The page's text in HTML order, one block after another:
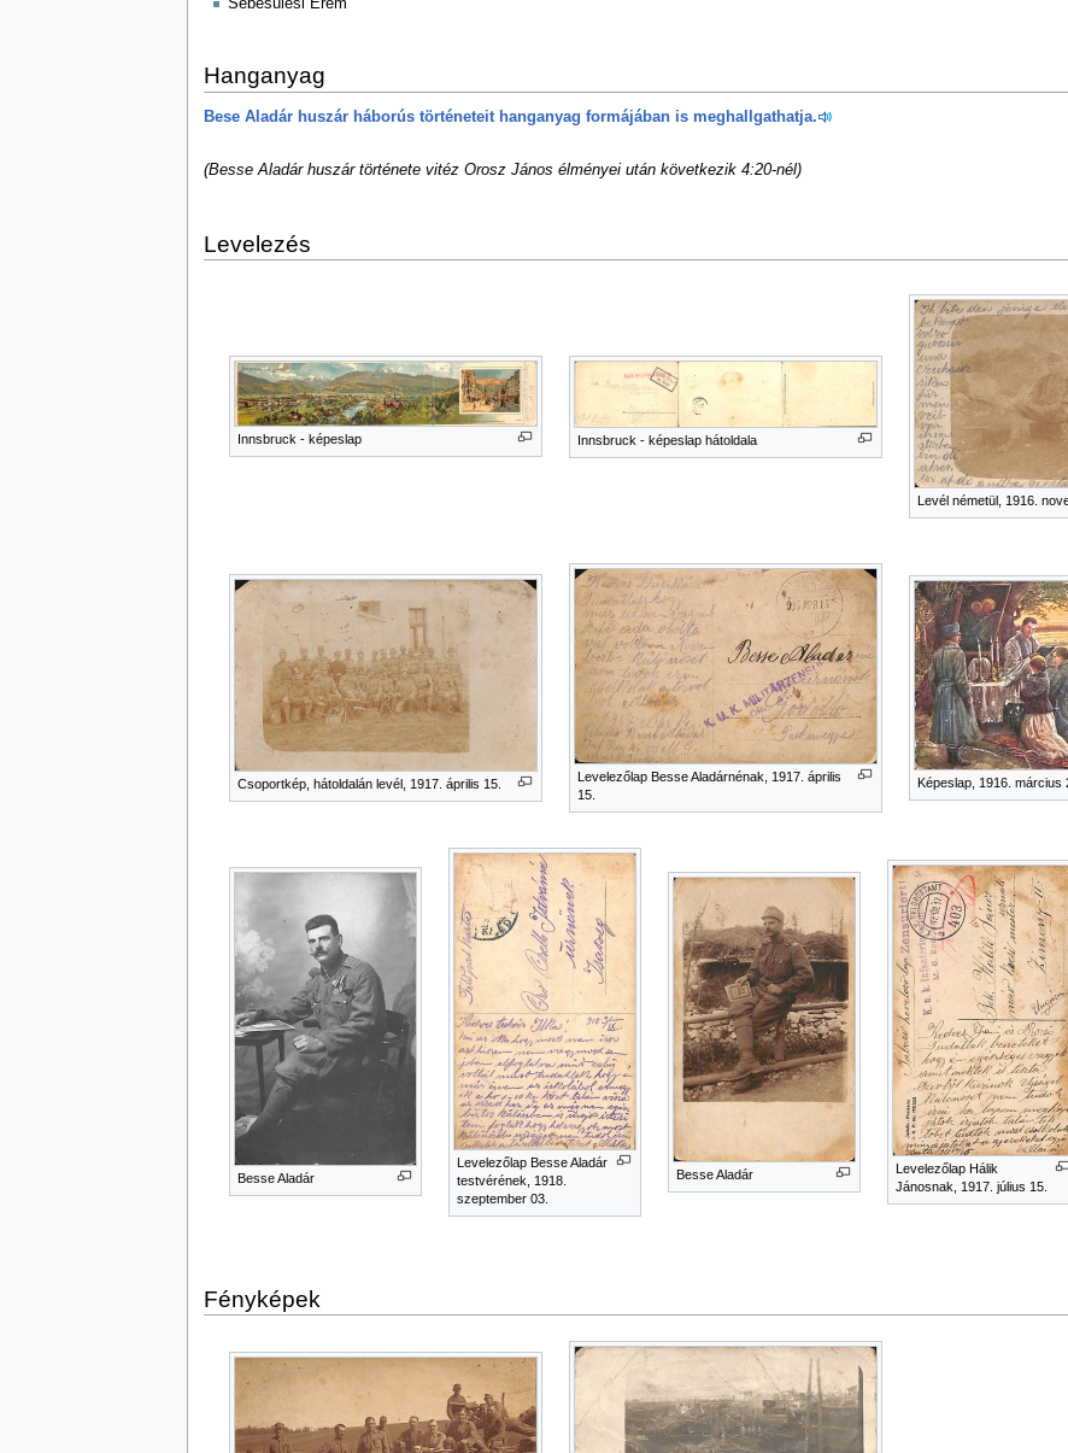
Sebesülési Érem
Hanganyag
Bese Aladár huszár háborús történeteit hanganyag formájában is meghallgathatja.
(Besse Aladár huszár története vitéz Orosz János élményei után következik 4:20-nél)
Levelezés
Innsbruck - képeslap Innsbruck - képeslap hátoldala
Levél németül, 1916.
Csoportkép, hátoldalán levél, 1917. április 15.
Levelezőlap Besse Aladárnénak, 1917. április
15.
Képeslap, 1916. március
Besse Aladár
Levelezőlap Besse Aladár
testvérének, 1918.
szeptember 03.
Besse Aladár
Levelezőlap Hálik
Jánosnak, 1917. július 15.
Fényképek